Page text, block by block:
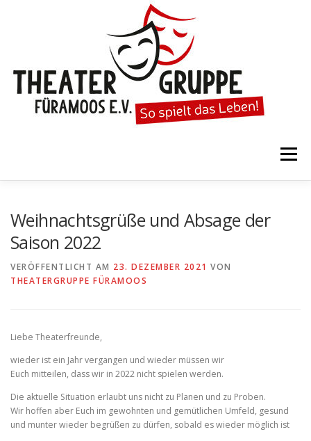
Menü
Weihnachtsgrüße und Absage der
Saison 2022
VERÖFFENTLICHT AM 23. DEZEMBER 2021 VON
THEATERGRUPPE FÜRAMOOS
Liebe Theaterfreunde,
wieder ist ein Jahr vergangen und wieder müssen wir
Euch mitteilen, dass wir in 2022 nicht spielen werden.
Die aktuelle Situation erlaubt uns nicht zu Planen und zu Proben.
Wir hoffen aber Euch im gewohnten und gemütlichen Umfeld, gesund
und munter wieder begrüßen zu dürfen, sobald es wieder möglich ist